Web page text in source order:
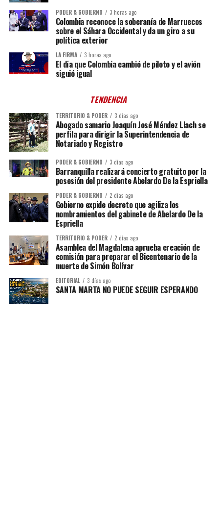
PODER & GOBIERNO 3 horas ago
Colombia reconoce la soberanía de Marruecos
sobre el Sáhara Occidental y da un giro a su
política exterior
LA FIRMA 3 horas ago
El día que Colombia cambió de piloto y el avión
siguió igual
TENDENCIA
TERRITORIO & PODER 3 días ago
Abogado samario Joaquín José Méndez Llach se
perfila para dirigir la Superintendencia de
Notariado y Registro
PODER & GOBIERNO 3 días ago
Barranquilla realizará concierto gratuito por la
posesión del presidente Abelardo De la Espriella
PODER & GOBIERNO 2 días ago
Gobierno expide decreto que agiliza los
nombramientos del gabinete de Abelardo De la
Espriella
TERRITORIO & PODER 2 días ago
Asamblea del Magdalena aprueba creación de
comisión para preparar el Bicentenario de la
muerte de Simón Bolívar
EDITORIAL 3 días ago
SANTA MARTA NO PUEDE SEGUIR ESPERANDO